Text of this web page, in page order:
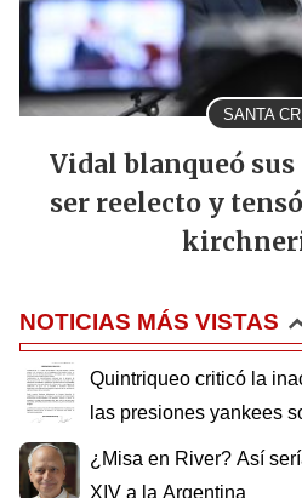
SANTA
Vidal blanqueó
ser reelecto y
NOTICIAS MÁS VISTAS
Quintriqueo criticó la
las presiones yankees
¿Misa en River? Así
XIV a la Argentina